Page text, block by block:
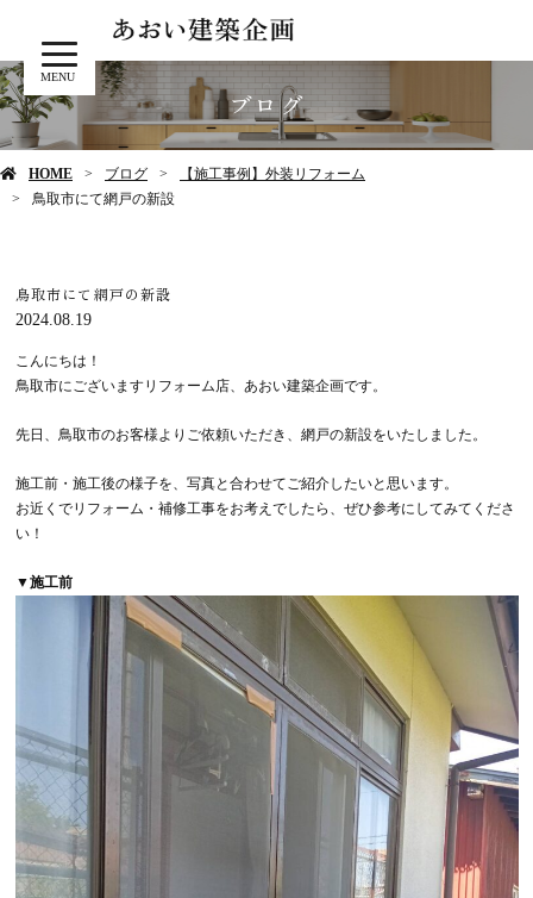
MENU
ブログ
HOME ブログ
【施工事例】外装リフォーム
鳥取市にて網戸の新設
鳥取市にて網戸の新設
2024.08.19
こんにちは！
鳥取市にございますリフォーム店、あおい建築企画です。
先日、鳥取市のお客様よりご依頼いただき、網戸の新設をいたしました。
施工前・施工後の様子を、写真と合わせてご紹介したいと思います。
お近くでリフォーム・補修工事をお考えでしたら、ぜひ参考にしてみてくださ
い！
▼施工前